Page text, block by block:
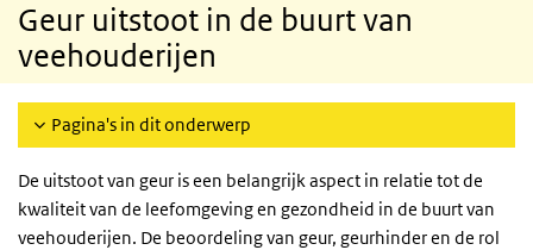
Geur uitstoot in de buurt van
veehouderijen
Pagina's in dit onderwerp
De uitstoot van geur is een belangrijk aspect in relatie tot de
kwaliteit van de leefomgeving en gezondheid in de buurt van
veehouderijen. De beoordeling van geur, geurhinder en de rol